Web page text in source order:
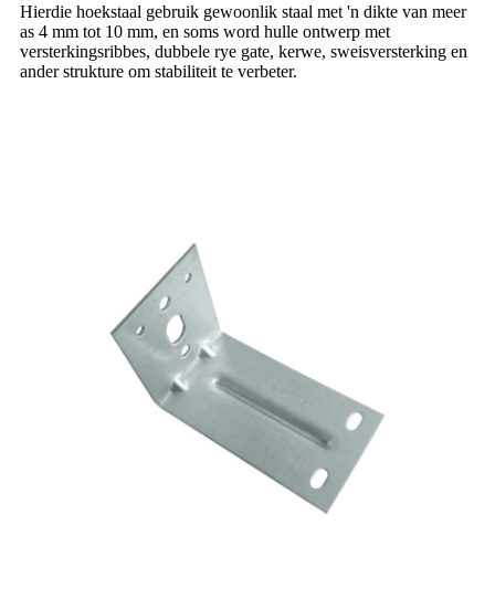
Hierdie hoekstaal gebruik gewoonlik staal met 'n dikte van meer
as 4 mm tot 10 mm, en soms word hulle ontwerp met
versterkingsribbes, dubbele rye gate, kerwe, sweisversterking en
ander strukture om stabiliteit te verbeter.